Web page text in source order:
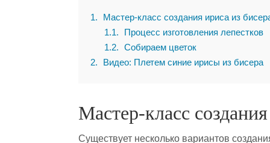
1
Мастер-класс создания ириса из
1.1
Процесс изготовления лепестков
1.2
Собираем цветок
2
Видео: Плетем синие ирисы из бисера
Мастер-класс
Существует несколько вариантов